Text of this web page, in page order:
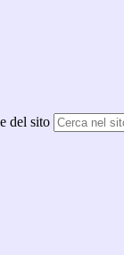
del sito